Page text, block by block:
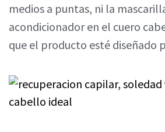
medios a puntas, ni la
acondicionador en el cuero
que el producto esté diseñado